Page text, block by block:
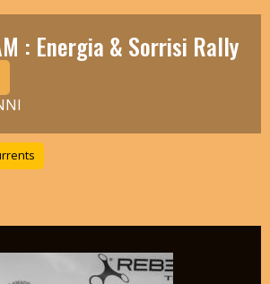
: Energia & Sorrisi Rally